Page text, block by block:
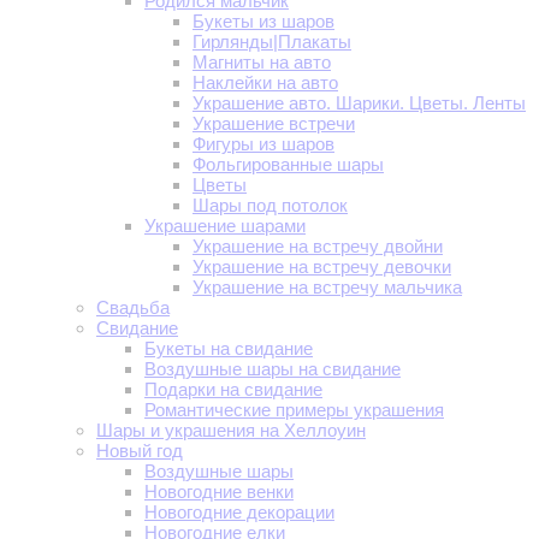
Букеты из шаров
Гирлянды|Плакаты
Магниты на авто
Наклейки на авто
Украшение авто. Шарики. Цветы. Ленты
Украшение встречи
Фигуры из шаров
Фольгированные шары
Цветы
Шары под потолок
Украшение шарами
Украшение на встречу двойни
Украшение на встречу девочки
Украшение на встречу мальчика
Свадьба
Свидание
Букеты на свидание
Воздушные шары на свидание
Подарки на свидание
Романтические примеры украшения
Шары и украшения на Хеллоуин
Новый год
Воздушные шары
Новогодние венки
Новогодние декорации
Новогодние елки